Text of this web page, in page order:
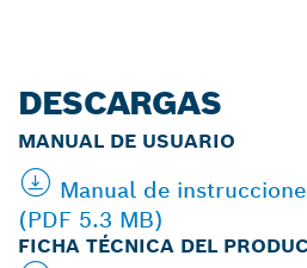
DESCARGAS
MANUAL DE USUARIO
Manual de
(PDF 5.3 MB)
FICHA TÉCNICA DEL